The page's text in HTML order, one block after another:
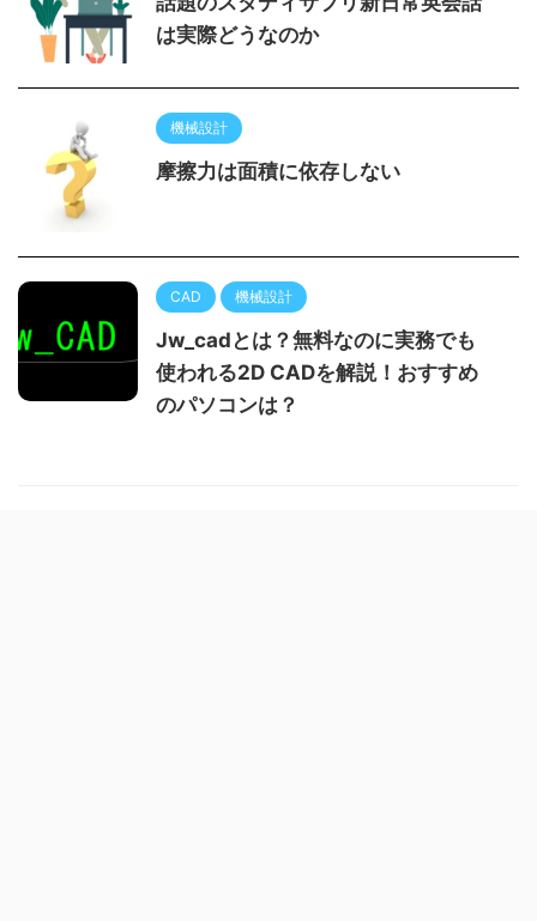
は実際どうなのか
機械設計
摩擦力は面積に依存しない
CAD 機械設計
Jw_cadとは？無料なのに実務でも
使われる2D CADを解説！おすすめ
のパソコンは？